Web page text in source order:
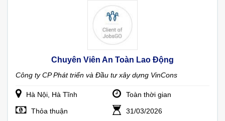
Chuyên Viên An Toàn Lao Động
Công ty CP Phát triển và Đầu tư xây dựng VinCons
Hà Nội, Hà Tĩnh Toàn thời gian
Thỏa thuận 31/03/2026